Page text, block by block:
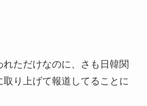
ただけなのに、さも日韓関
り上げて報道してることに